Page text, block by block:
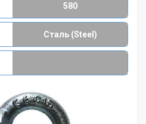
580
Сталь (Steel)